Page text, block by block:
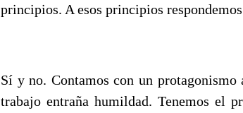
principios. A esos principios
Sí y no. Contamos con un
trabajo entraña humildad. Tenemos el